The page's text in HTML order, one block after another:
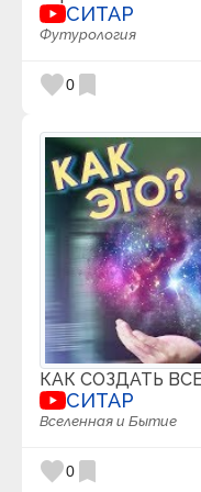
Kurzgesagt
Latos Charts
Lionel Grand
LS Philosophy
Mad Work Day
Marina Mogilko
Marshall EN
Maths Town
Max TV
MegaShow TV
melodysheep
MENTAL TV
MIMotivation
Mindvalley на
Misty Voice
Mitu's creatives /
MixShow
MOGOL TV
Musicoterapia
СИТАР
Футурология
favorite0 bookmark
КАК СОЗДАТЬ
СИТАР
Вселенная и Бытие
favorite0 bookmark